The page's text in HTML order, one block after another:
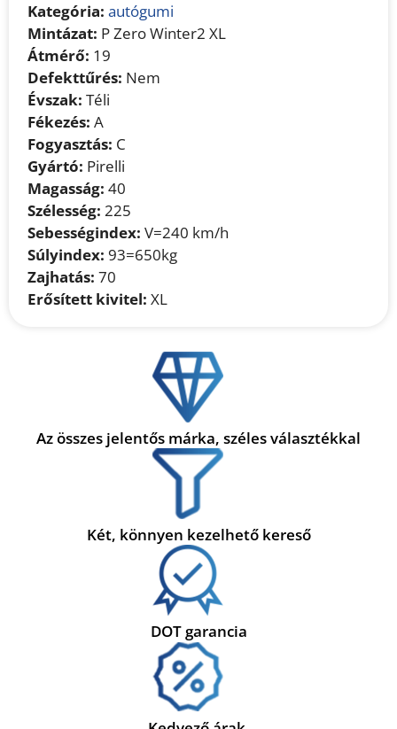
Kategória: autógumi
Mintázat: P Zero Winter2 XL
Átmérő: 19
Defekttűrés: Nem
Évszak: Téli
Fékezés: A
Fogyasztás: C
Gyártó: Pirelli
Magasság: 40
Szélesség: 225
Sebességindex: V=240 km/h
Súlyindex: 93=650kg
Zajhatás: 70
Erősített kivitel: XL
Az összes jelentős márka, széles választékkal
Két, könnyen kezelhető kereső
DOT garancia